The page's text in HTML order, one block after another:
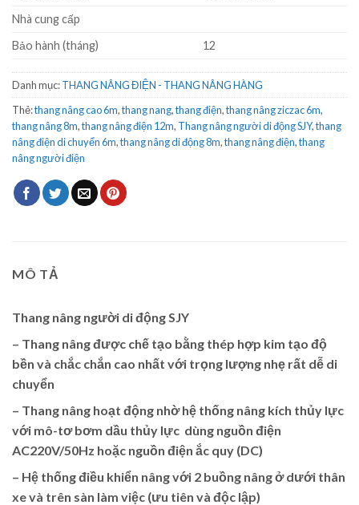
Nhà cung cấp
Bảo hành (tháng)
12
Danh mục:THANG NÂNG ĐIỆN - THANG NÂNG HÀNG
Thẻ:thang nâng cao 6m,thang nang,thang điện,thang nâng ziczac 6m,
thang nâng 8m,thang nâng điện 12m, Thang nâng người di động SJY,thang
nâng điện di chuyển 6m,thang nâng di động 8m,thang nâng điện,thang
nâng người điện
MÔ TẢ
Thang nâng người di động SJY
– Thang nâng được chế tạo bằng thép hợp kim tạo độ
bền và chắc chắn cao nhất với trọng lượng nhẹ rất dễ di
chuyển
– Thang nâng hoạt động nhờ hệ thống nâng kích thủy lực
với mô-tơ bơm dầu thủy lực dùng nguồn điện
AC220V/50Hz hoặc nguồn điện ắc quy (DC)
– Hệ thống điều khiển nâng với 2 buồng nâng ở dưới thân
xe và trên sàn làm việc (ưu tiên và độc lập)